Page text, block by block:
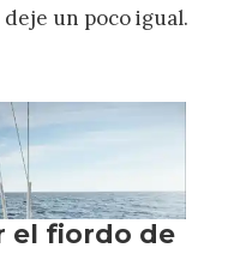
un poco igual.